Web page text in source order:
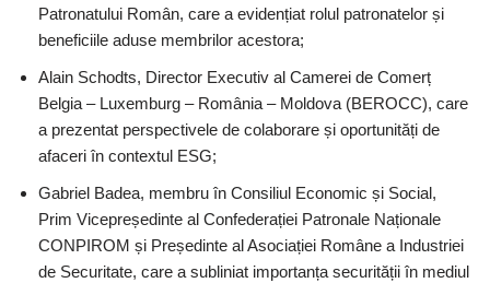
Patronatului Român, care a evidențiat rolul patronatelor și
beneficiile aduse membrilor acestora;
Alain Schodts, Director Executiv al Camerei de Comerț
Belgia – Luxemburg – România – Moldova (BEROCC), care
a prezentat perspectivele de colaborare și oportunități de
afaceri în contextul ESG;
Gabriel Badea, membru în Consiliul Economic și Social,
Prim Vicepreședinte al Confederației Patronale Naționale
CONPIROM și Președinte al Asociației Române a Industriei
de Securitate, care a subliniat importanța securității în mediul